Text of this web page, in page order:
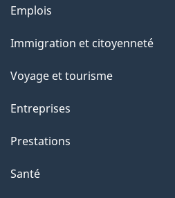
Thèmes
sujets
Emplois
Immigration et citoyenneté
Voyage et tourisme
Entreprises
Prestations
Santé